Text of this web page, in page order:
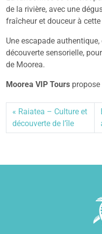
de la rivière, avec une
fraîcheur et douceur à
Une escapade
découverte sensorielle,
de Moorea.
Moorea VIP Tours
Raiatea – Culture et
découverte de l’île